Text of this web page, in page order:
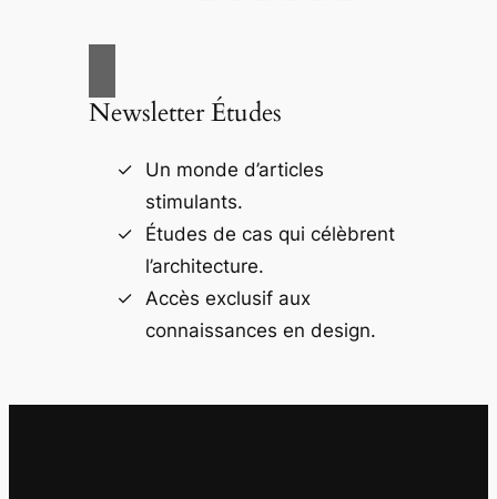
Newsletter Études
Un monde d’articles
stimulants.
Études de cas qui célèbrent
l’architecture.
Accès exclusif aux
connaissances en design.